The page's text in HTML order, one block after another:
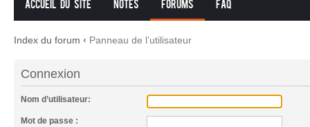
Accueil du site Notes Forums FAQ
Index du forum ‹ Panneau de l’utilisateur
Connexion
Nom d’utilisateur:
Mot de passe :